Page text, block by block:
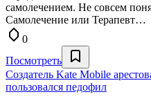
самолечением. Не совсем
Самолечение или Терапевт…
0
Посмотреть
Создатель Kate Mobile
пользовался педофил